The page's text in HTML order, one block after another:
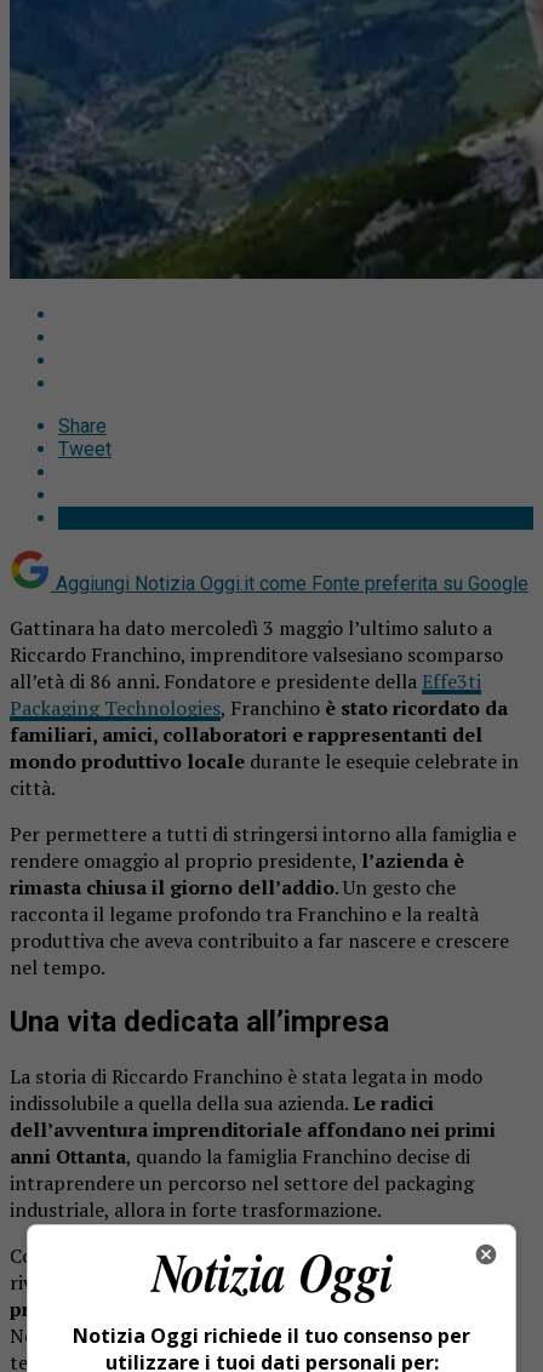
Share
Tweet
Aggiungi Notizia Oggi.it come Fonte preferita su Google
Gattinara ha dato mercoledì 3 maggio l’ultimo saluto a
Riccardo Franchino, imprenditore valsesiano scomparso
all’età di 86 anni. Fondatore e presidente della Effe3ti
Packaging Technologies, Franchino è stato ricordato da
familiari, amici, collaboratori e rappresentanti del
mondo produttivo locale durante le esequie celebrate in
città.
Per permettere a tutti di stringersi intorno alla famiglia e
rendere omaggio al proprio presidente, l’azienda è
rimasta chiusa il giorno dell’addio. Un gesto che
racconta il legame profondo tra Franchino e la realtà
produttiva che aveva contribuito a far nascere e crescere
nel tempo.
Una vita dedicata all’impresa
La storia di Riccardo Franchino è stata legata in modo
indissolubile a quella della sua azienda. Le radici
dell’avventura imprenditoriale affondano nei primi
anni Ottanta, quando la famiglia Franchino decise di
intraprendere un percorso nel settore del packaging
industriale, allora in forte trasformazione.
Con determinazione, competenza e una visione sempre
rivolta al futuro,Franchino contribuì a trasformare un
progetto familiare in una realtà solida e apprezzata
Nel corso degli anni l’azienda ha investito in innovazione,
tecnologie e formazione del personale, mantenendo però
Notizia Oggi richiede il tuo consenso per
utilizzare i tuoi dati personali per: